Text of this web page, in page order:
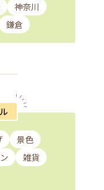
神奈川
鎌倉
景色
雑貨